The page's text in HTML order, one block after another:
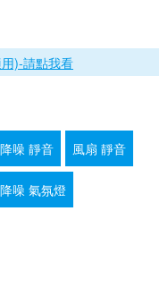
)-請點我看
降噪 靜音 風扇 靜音
降噪 氣氛燈